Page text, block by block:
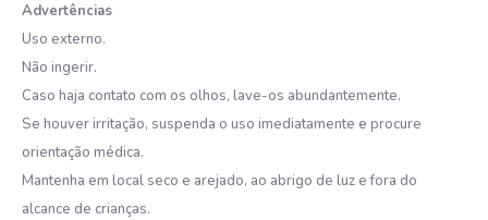
Advertências
Uso externo.
Não ingerir.
Caso haja contato com os olhos, lave-os abundantemente.
Se houver irritação, suspenda o uso imediatamente e procure
orientação médica.
Mantenha em local seco e arejado, ao abrigo de luz e fora do
alcance de crianças.